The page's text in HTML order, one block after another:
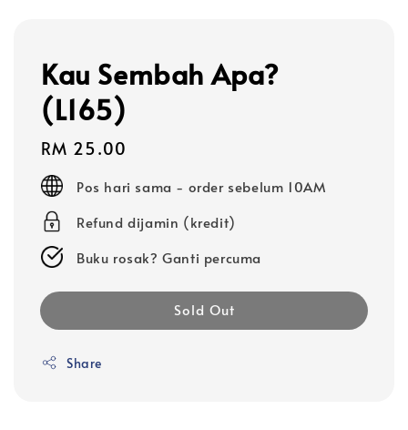
Kau Sembah Apa?
(L165)
Regular
price
RM 25.00
Pos hari sama - order sebelum 10AM
Refund dijamin (kredit)
Buku rosak? Ganti percuma
Sold Out
Share